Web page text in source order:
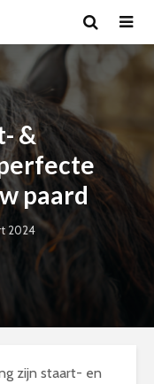
&
paard
2024
zijn staart- en